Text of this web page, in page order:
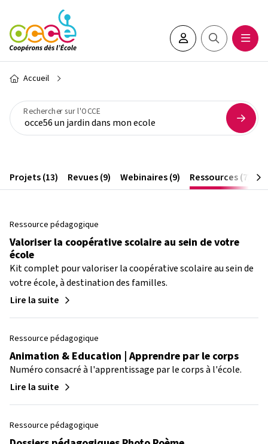
Aller au contenu principal
Espace adhérent•e
Rechercher
Fil d'Ariane
Accueil
Rechercher sur l'OCCE
Projets (13) Revues (9) Webinaires (9) Ressources (7)
Ressource pédagogique
Valoriser la coopérative scolaire au sein de votre
école
Kit complet pour valoriser la coopérative scolaire au sein de
votre école, à destination des familles.
Lire la suite
Ressource pédagogique
Animation & Education | Apprendre par le corps
Numéro consacré à l'apprentissage par le corps à l'école.
Lire la suite
Ressource pédagogique